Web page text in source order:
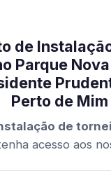
de
Parque
Perto de Mim
de
acesso aos